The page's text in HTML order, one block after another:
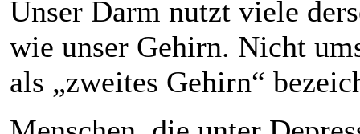
Unser Darm nutzt viele
wie unser Gehirn. Nicht
als „zweites Gehirn“